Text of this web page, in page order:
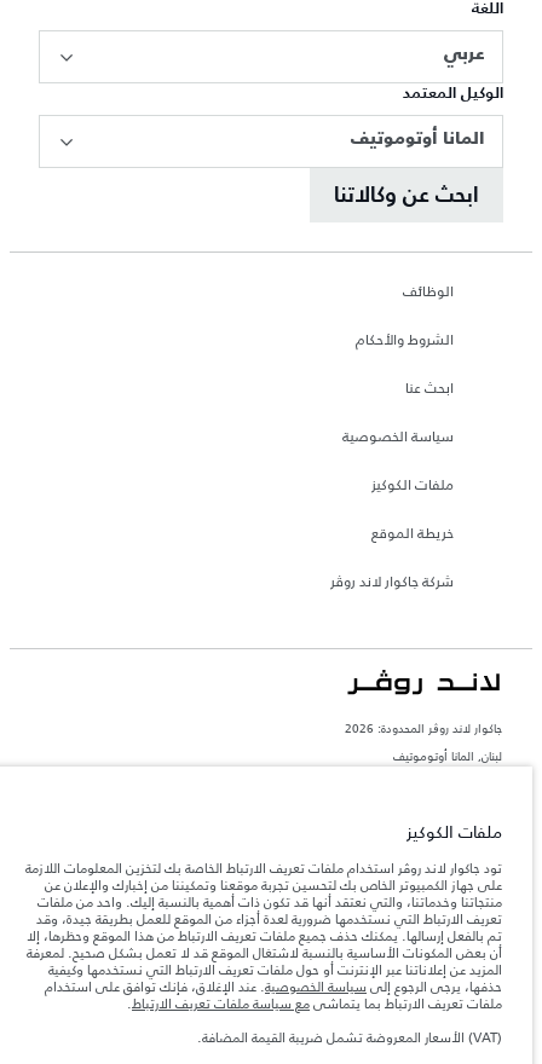
اللغة
عربي
الوكيل المعتمد
المانا أوتوموتيف
ابحث عن وكالاتنا
الوظائف
الشروط والأحكام
ابحث عنا
سياسة الخصوصية
ملفات الكوكيز
خريطة الموقع
شركة جاكوار لاند روڤر
جاكوار لاند روڨر المحدودة: 2026
لبنان, المانا أوتوموتيف
والحمولة.
المعلومات والمواصفات والأسعار والألوان المذكورة على هذا الموقع قد تختلف من بلد إلى
آخر، كما أنّها قد تتغير بدون إشعار مسبق. الرجاء التواصل مع وكيلنا المحلي للتأكد من توفّرها
والتحقق من الأسعار.
ملاحظة مهمة حول الصور والمواصفات. إن النقص العالمي في أشباه الموصلات يؤثر حاليًا
في مواصفات تصميم السيارات وتوفر الخيارات وتوقيتات التصاميم. هذا ظرف ديناميكي
للغاية، ونتيجة لذلك، قد لا تمثّل الصور المستخدَمة ضمن موقع الويب حاليًا المواصفات الحالية
بالكامل بالنسبة إلى الميزات والخيارات والحلية ومجموعات الألوان. يرجى استشارة وكيلك الذي
سيتمكّن من تأكيد أي تقييدات حالية معك للسماح لك باتخاذ قرار مدروس
الأرقام المقدمة هي نتيجة لاختبارات المصنع الرسمية وفقاً لتشريعات الاتحاد الأوروبي. قد
ملفات الكوكيز
تود جاكوار لاند روڤر استخدام ملفات تعريف الارتباط الخاصة بك لتخزين المعلومات اللازمة
على جهاز الكمبيوتر الخاص بك لتحسين تجربة موقعنا وتمكيننا من إخبارك والإعلان عن
منتجاتنا وخدماتنا، والتي نعتقد أنها قد تكون ذات أهمية بالنسبة إليك. واحد من ملفات
تعريف الارتباط التي نستخدمها ضرورية لعدة أجزاء من الموقع للعمل بطريقة جيدة، وقد
تم بالفعل إرسالها. يمكنك حذف جميع ملفات تعريف الارتباط من هذا الموقع وحظرها، إلا
أن بعض المكونات الأساسية بالنسبة لاشتغال الموقع قد لا تعمل بشكل صحيح. لمعرفة
المزيد عن إعلاناتنا عبر الإنترنت أو حول ملفات تعريف الارتباط التي نستخدمها وكيفية
حذفها، يرجى الرجوع إلى سياسة الخصوصية. عند الإغلاق، فإنك توافق على استخدام
ملفات تعريف الارتباط بما يتماشىمع سياسة ملفات تعريف الارتباط.
(VAT) الأسعار المعروضة تشمل ضريبة القيمة المضافة.